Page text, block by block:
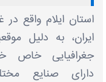
استان ایلام واقع در
ایران، به دلیل
جغرافیایی خاص
دارای صنایع